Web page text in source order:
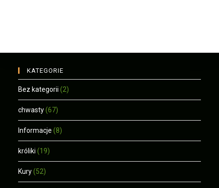
KATEGORIE
Bez kategorii (2)
chwasty (67)
Informacje (8)
króliki (19)
Kury (52)